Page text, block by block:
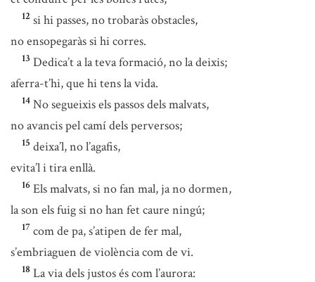
12 si hi passes, no trobaràs obstacles,
no ensopegaràs si hi corres.
13 Dedica’t a la teva formació, no la deixis;
aferra-t’hi, que hi tens la vida.
14 No segueixis els passos dels malvats,
no avancis pel camí dels perversos;
15 deixa’l, no l’agafis,
evita’l i tira enllà.
16 Els malvats, si no fan mal, ja no dormen,
la son els fuig si no han fet caure ningú;
17 com de pa, s’atipen de fer mal,
s’embriaguen de violència com de vi.
18 La via dels justos és com l’aurora: